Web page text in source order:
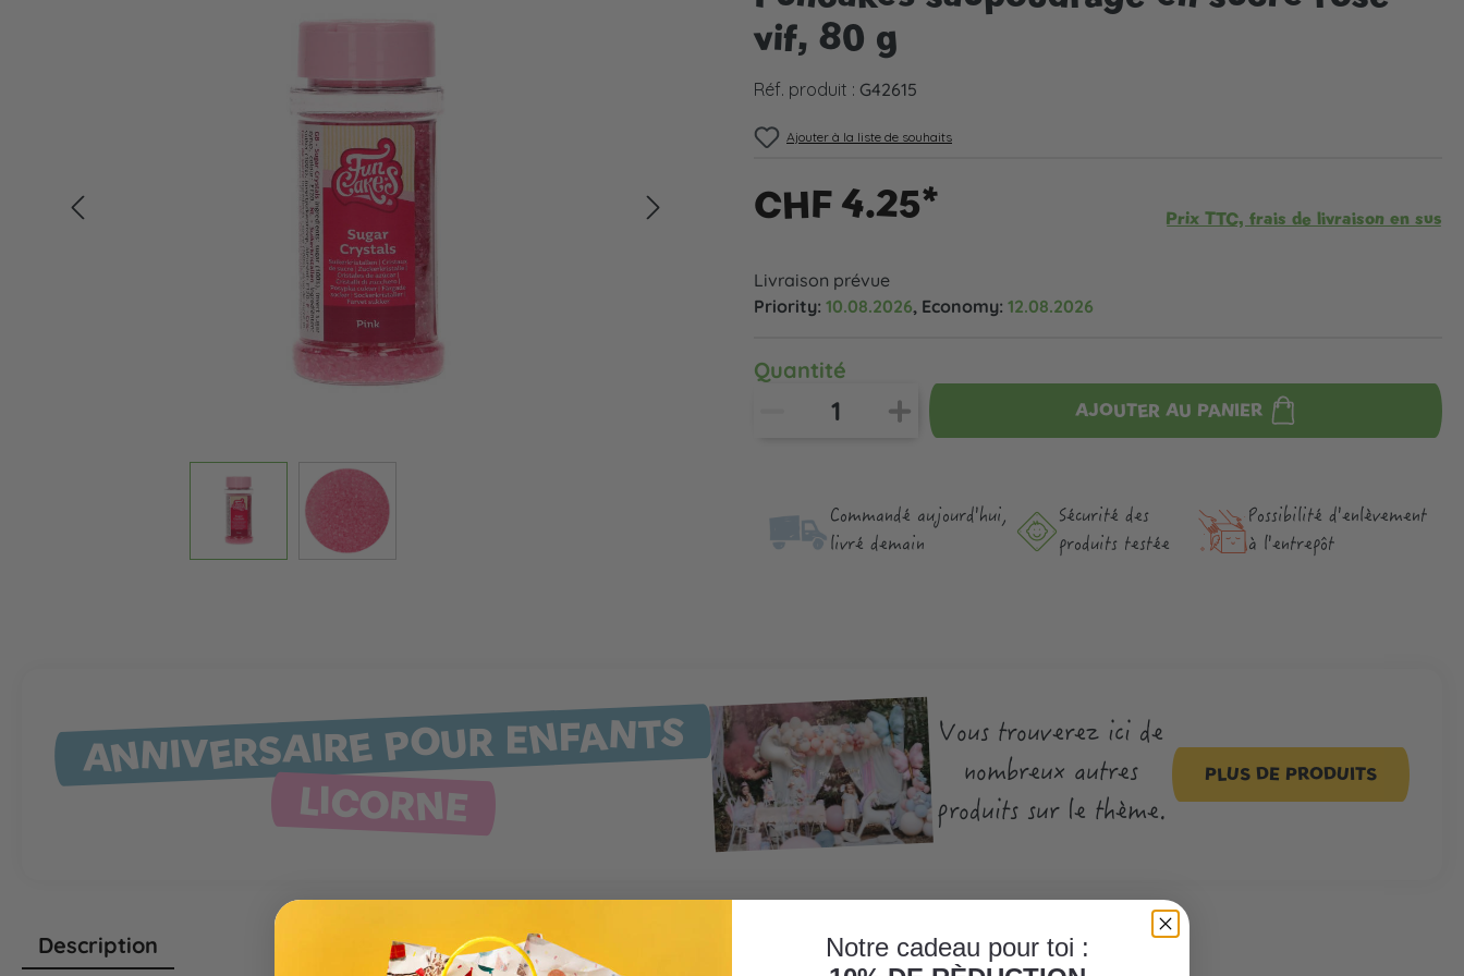
vif, 80 g
Réf. produit : G42615
Ajouter à la liste de souhaits
CHF 4.25* Prix TTC, frais de livraison en sus
Livraison prévue
Priority: 10.08.2026, Economy: 12.08.2026
Quantité
AJOUTER AU PANIER
Commandé aujourd'hui,
livré demain
Sécurité des
produits testée
Possibilité d'enlèvement
à l'entrepôt
ANNIVERSAIRE POUR ENFANTS
LICORNE
Vous trouverez ici de
nombreux autres
produits sur le thème.
PLUS DE PRODUITS
Description
Notre cadeau pour toi :